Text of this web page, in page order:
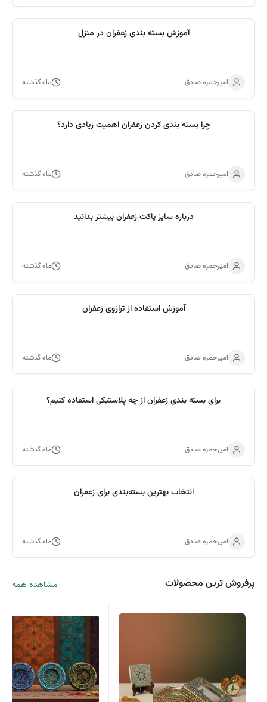
آموزش بسته بندی زعفران در منزل
ماه گذشته امیرحمزه صادق
چرا بسته بندی کردن زعفران اهمیت زیادی دارد؟
ماه گذشته امیرحمزه صادق
درباره سایز پاکت زعفران بیشتر بدانید
ماه گذشته امیرحمزه صادق
آموزش استفاده از ترازوی زعفران
ماه گذشته امیرحمزه صادق
برای بسته بندی زعفران از چه پلاستیکی استفاده کنیم؟
ماه گذشته امیرحمزه صادق
انتخاب بهترین بسته‌بندی برای زعفران
ماه گذشته امیرحمزه صادق
پرفروش ترین محصولات مشاهده همه